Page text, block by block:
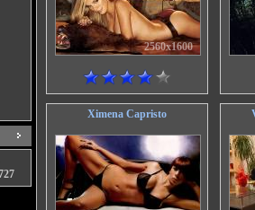
2560x1600
Ximena Capristo